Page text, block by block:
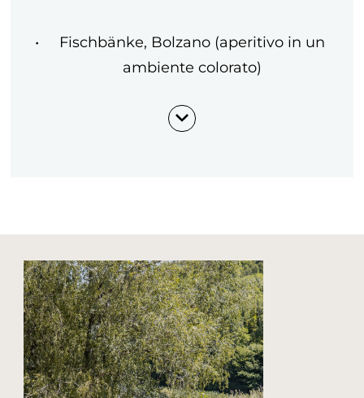
Fischbänke, Bolzano (aperitivo in un
ambiente colorato)
Erbe)